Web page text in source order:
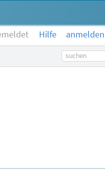
Hilfe anmelden
Suchbegriff